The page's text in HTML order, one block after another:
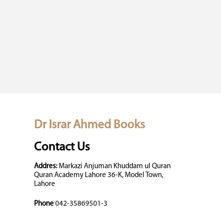
Dr Israr Ahmed Books
Contact Us
Addres:Markazi Anjuman Khuddam ul Quran
Quran Academy Lahore 36-K, Model Town,
Lahore
Phone 042-35869501-3